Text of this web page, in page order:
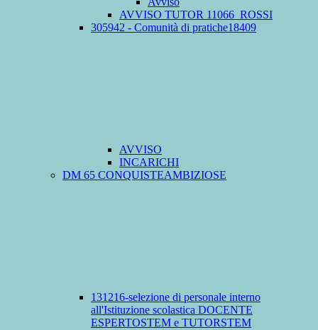
AVVISO TUTOR 11066_ROSSI
305942 - Comunità di pratiche18409
AVVISO
INCARICHI
DM 65 CONQUISTEAMBIZIOSE
131216-selezione di personale interno
all'Istituzione scolastica DOCENTE
ESPERTOSTEM e TUTORSTEM